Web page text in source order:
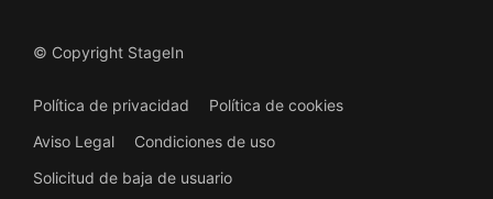
© Copyright StageIn
Política de privacidad
Política de cookies
Aviso Legal
Condiciones de uso
Solicitud de baja de usuario